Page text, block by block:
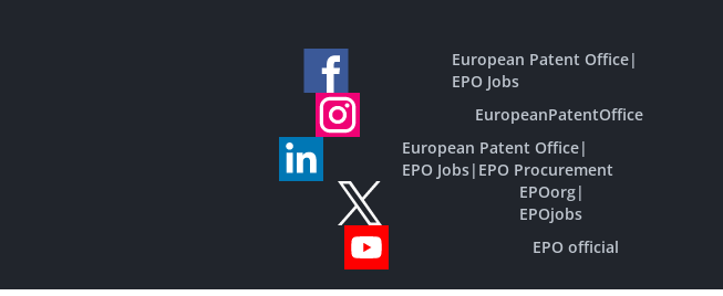
European Patent Office|
EPO Jobs
EuropeanPatentOffice
European Patent Office|
EPO Jobs| EPO Procurement
EPOorg|
EPOjobs
EPO official